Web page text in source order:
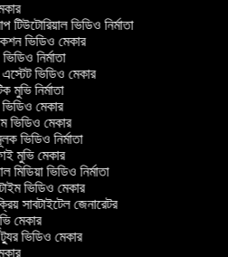
ভিডিও নির্মাতা
ভিডিও মেকার
নির্মাতা
ভিডিও মেকার
মুভি নির্মাতা
মেকার
ভিডিও মেকার
ভিডিও নির্মাতা
মুভি মেকার
ভিডিও নির্মাতা
ভিডিও মেকার
সাবটাইটেল জেনারেটর
মেকার
ভিডিও মেকার